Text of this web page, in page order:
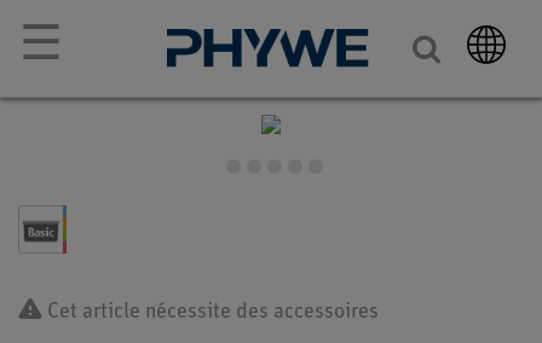
☰
Cet article nécessite des accessoires